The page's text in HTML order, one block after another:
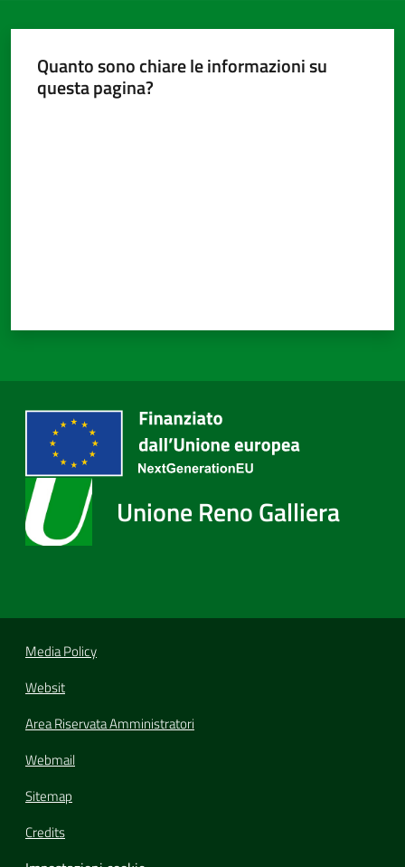
Quanto sono chiare le informazioni su
questa pagina?
Unione Reno Galliera
Media Policy
Websit
Area Riservata Amministratori
Webmail
Sitemap
Credits